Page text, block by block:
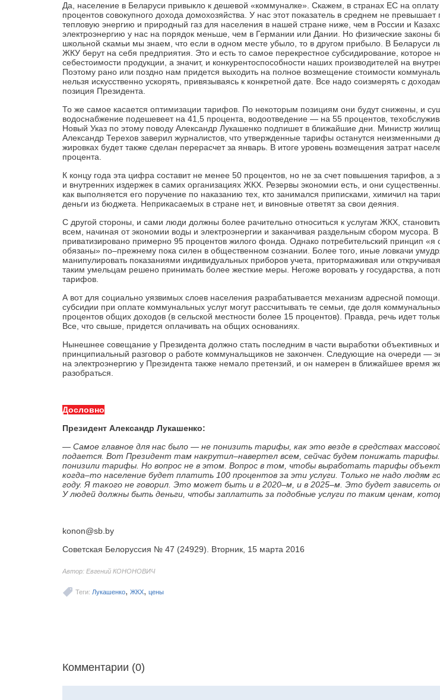
Да, население в Беларуси привыкло к дешевой «коммуналке». Скажем, в странах ЕС на
процентов совокупного дохода домохозяйства. У нас этот показатель в среднем не
тепловую энергию и природный газ для населения в нашей стране ниже, чем в России и
электроэнергию у нас на порядок меньше, чем в Германии или Дании. Но физические законы
школьной скамьи мы знаем, что если в одном месте убыло, то в другом прибыло. В Беларуси
ЖКУ берут на себя предприятия. Это и есть то самое перекрестное субсидирование, которое
себестоимости продукции, а значит, и конкурентоспособности наших производителей на
Поэтому рано или поздно нам придется выходить на полное возмещение стоимости
нельзя искусственно ускорять, привязываясь к конкретной дате. Все надо соизмерять с
позиция Президента.
То же самое касается оптимизации тарифов. По некоторым позициям они будут снижены, и
водоснабжение подешевеет на 41,5 процента, водоотведение — на 55 процентов,
Новый Указ по этому поводу Александр Лукашенко подпишет в ближайшие дни. Министр
Александр Терехов заверил журналистов, что утвержденные тарифы останутся неизменными
жировках будет также сделан перерасчет за январь. В итоге уровень возмещения затрат
процента.
К концу года эта цифра составит не менее 50 процентов, но не за счет повышения тарифов, а
и внутренних издержек в самих организациях ЖКХ. Резервы экономии есть, и они
как выполняется его поручение по наказанию тех, кто занимался приписками, химичил на
деньги из бюджета. Неприкасаемых в стране нет, и виновные ответят за свои деяния.
С другой стороны, и сами люди должны более рачительно относиться к услугам ЖКХ,
всем, начиная от экономии воды и электроэнергии и заканчивая раздельным сбором мусора. В
приватизировано примерно 95 процентов жилого фонда. Однако потребительский принцип «я
обязаны» по–прежнему пока силен в общественном сознании. Более того, иные ловкачи
манипулировать показаниями индивидуальных приборов учета, притормаживая или
таким умельцам решено принимать более жесткие меры. Негоже воровать у государства, а
тарифов.
А вот для социально уязвимых слоев населения разрабатывается механизм адресной
субсидии при оплате коммунальных услуг могут рассчитывать те семьи, где доля
процентов общих доходов (в сельской местности более 15 процентов). Правда, речь идет
Все, что свыше, придется оплачивать на общих основаниях.
Нынешнее совещание у Президента должно стать последним в части выработки
принципиальный разговор о работе коммунальщиков не закончен. Следующие на очереди —
на электроэнергию у Президента также немало претензий, и он намерен в ближайшее время
разобраться.
Дословно
Президент Александр Лукашенко:
— Самое главное для нас было — не понизить тарифы, как это везде в средствах
подается. Вот Президент там накрутил–навертел всем, сейчас будем понижать
понизили тарифы. Но вопрос не в этом. Вопрос в том, чтобы выработать тарифы
когда–то население будет платить 100 процентов за эти услуги. Только не надо людям
году. Я такого не говорил. Это может быть и в 2020–м, и в 2025–м. Это будет зависеть
У людей должны быть деньги, чтобы заплатить за подобные услуги по таким ценам,
konon@sb.by
Советская Белоруссия № 47 (24929). Вторник, 15 марта 2016
Автор: Евгений КОНОНОВИЧ
Теги: Лукашенко, ЖКХ, цены
Комментарии (0)